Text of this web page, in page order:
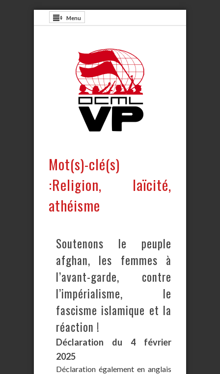
Menu
Mot(s)-clé(s)
:Religion, laïcité,
athéisme
Soutenons le peuple
afghan, les femmes à
l’avant-garde, contre
l’impérialisme, le
fascisme islamique et la
réaction !
Déclaration du 4 février
2025
Déclaration également en anglais